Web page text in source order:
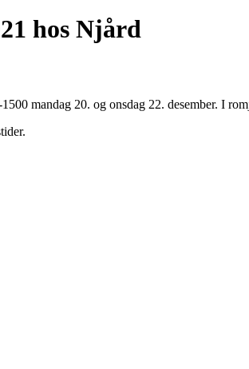
hos Njård
mandag 20. og onsdag 22. desember. I